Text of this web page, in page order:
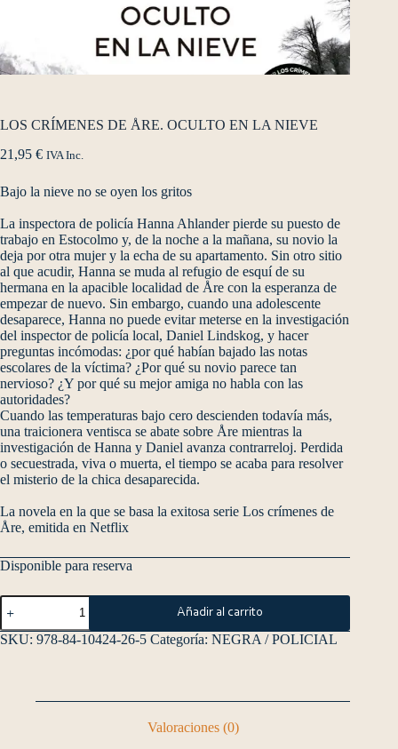
LOS CRÍMENES DE ÅRE. OCULTO EN LA NIEVE
21,95 € IVA Inc.
Bajo la nieve no se oyen los gritos
La inspectora de policía Hanna Ahlander pierde su puesto de
trabajo en Estocolmo y, de la noche a la mañana, su novio la
deja por otra mujer y la echa de su apartamento. Sin otro sitio
al que acudir, Hanna se muda al refugio de esquí de su
hermana en la apacible localidad de Åre con la esperanza de
empezar de nuevo. Sin embargo, cuando una adolescente
desaparece, Hanna no puede evitar meterse en la investigación
del inspector de policía local, Daniel Lindskog, y hacer
preguntas incómodas: ¿por qué habían bajado las notas
escolares de la víctima? ¿Por qué su novio parece tan
nervioso? ¿Y por qué su mejor amiga no habla con las
autoridades?
Cuando las temperaturas bajo cero descienden todavía más,
una traicionera ventisca se abate sobre Åre mientras la
investigación de Hanna y Daniel avanza contrarreloj. Perdida
o secuestrada, viva o muerta, el tiempo se acaba para resolver
el misterio de la chica desaparecida.
La novela en la que se basa la exitosa serie Los crímenes de
Åre, emitida en Netflix
Disponible para reserva
Añadir al carrito
SKU: 978-84-10424-26-5 Categoría: NEGRA / POLICIAL
Valoraciones (0)